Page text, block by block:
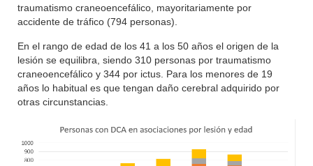
traumatismo craneoencefálico, mayoritariamente por
accidente de tráfico (794 personas).
En el rango de edad de los 41 a los 50 años el origen de la
lesión se equilibra, siendo 310 personas por traumatismo
craneoencefálico y 344 por ictus. Para los menores de 19
años lo habitual es que tengan daño cerebral adquirido por
otras circunstancias.